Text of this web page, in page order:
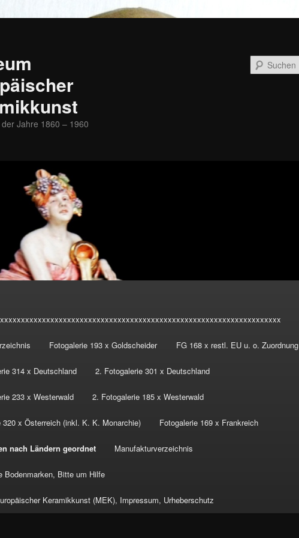
Jahre 1860 – 1960
Fotogalerie 193 x Goldscheider FG 168 x restl. EU u. o. Zuordnung
314 x Deutschland 2. Fotogalerie 301 x Deutschland
233 x Westerwald 2. Fotogalerie 185 x Westerwald
320 x Österreich (inkl. K. K. Monarchie) Fotogalerie 169 x Frankreich
nach Ländern geordnet Manufakturverzeichnis
Bodenmarken, Bitte um Hilfe
Keramikkunst (MEK), Impressum, Urheberschutz